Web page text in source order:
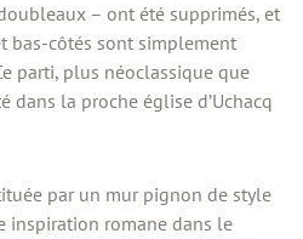
– ont été supprimés, et
bas-côtés sont simplement
parti, plus néoclassique que
dans la proche église d’Uchacq
par un mur pignon de style
inspiration romane dans le